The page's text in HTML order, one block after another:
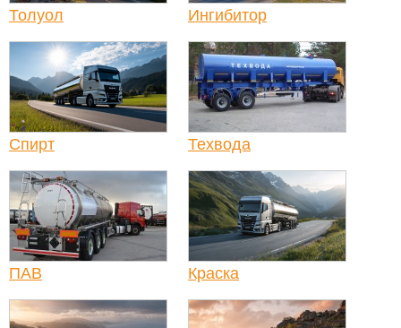
Толуол Ингибитор
Спирт Техвода
ПАВ Краска